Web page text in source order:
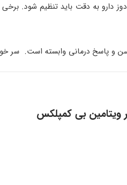
دوز دارو به دقت باید تنظیم شود.
و پاسخ درمانی وابسته است. سر خود
ویتامین بی کمپلکس